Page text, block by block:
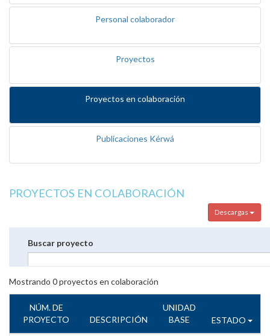
Personal colaborador
Proyectos
Proyectos en colaboración
Publicaciones Kérwá
PROYECTOS EN COLABORACIÓN
Descargas
Buscar proyecto
Mostrando 0proyectos en colaboración
NÚM. DE
PROYECTO
DESCRIPCIÓN
UNIDAD
BASE
ESTADO